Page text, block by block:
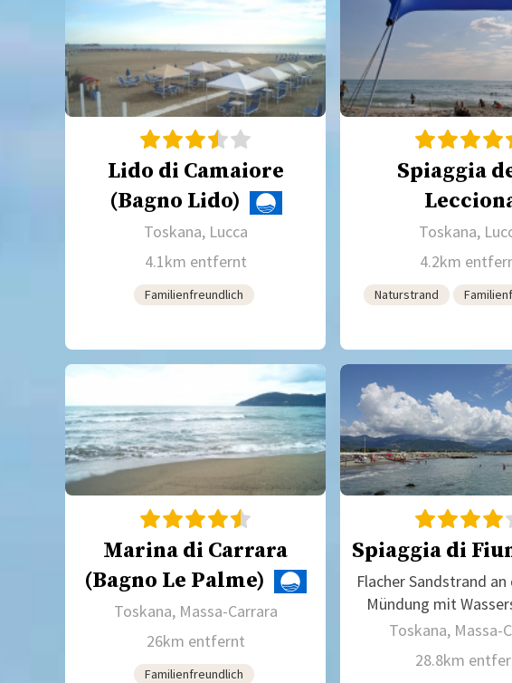
Lido di Camaiore
(Bagno Lido)
Toskana, Lucca
4.1km entfernt
Familienfreundlich
Spiaggia
Toskana,
4.2km
Naturstrand
Marina di Carrara
(Bagno Le Palme)
Toskana, Massa-Carrara
26km entfernt
Familienfreundlich
Spiaggia di
Flacher Sandstrand
Mündung mit
Toskana, Massa-
28.8km